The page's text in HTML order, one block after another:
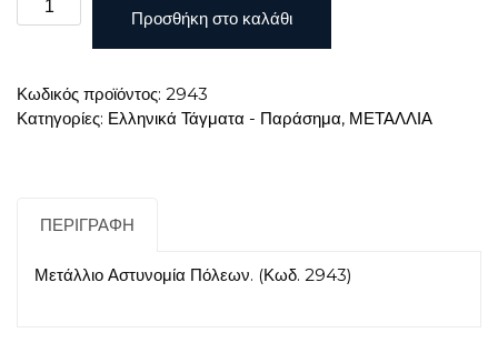
Αστυνομία
Προσθήκη στο καλάθι
Κωδικός προϊόντος: 2943
Κατηγορίες: Ελληνικά Τάγματα - Παράσημα, ΜΕΤΑΛΛΙΑ
ΠΕΡΙΓΡΑΦΉ
Μετάλλιο Αστυνομία Πόλεων. (Κωδ. 2943)